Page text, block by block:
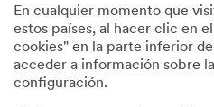
En cualquier momento que
estos países, al hacer clic en
cookies" en la parte inferior
acceder a información sobre
configuración.